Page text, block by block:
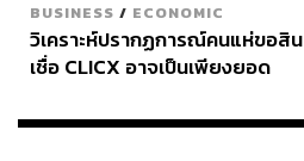
BUSINESS / ECONOMIC
วิเคราะห์ปรากฏการณ์คนแห่ขอสิน
เชื่อ CLICX อาจเป็นเพียงยอด
เรือนไทยที่ถูกซุกไว้